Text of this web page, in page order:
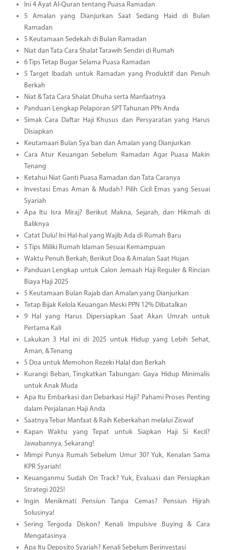
Ini 4 Ayat Al-Quran tentang Puasa Ramadan
5 Amalan yang Dianjurkan Saat Sedang Haid di Bulan
Ramadan
5 Keutamaan Sedekah di Bulan Ramadan
Niat dan Tata Cara Shalat Tarawih Sendiri di Rumah
6 Tips Tetap Bugar Selama Puasa Ramadan
5 Target Ibadah untuk Ramadan yang Produktif dan Penuh
Berkah
Niat & Tata Cara Shalat Dhuha serta Manfaatnya
Panduan Lengkap Pelaporan SPT Tahunan PPh Anda
Simak Cara Daftar Haji Khusus dan Persyaratan yang Harus
Disiapkan
Keutamaan Bulan Sya’ban dan Amalan yang Dianjurkan
Cara Atur Keuangan Sebelum Ramadan Agar Puasa Makin
Tenang
Ketahui Niat Ganti Puasa Ramadan dan Tata Caranya
Investasi Emas Aman & Mudah? Pilih Cicil Emas yang Sesuai
Syariah
Apa Itu Isra Miraj? Berikut Makna, Sejarah, dan Hikmah di
Baliknya
Catat Dulu! Ini Hal-hal yang Wajib Ada di Rumah Baru
5 Tips Miliki Rumah Idaman Sesuai Kemampuan
Waktu Penuh Berkah, Berikut Doa & Amalan Saat Hujan
Panduan Lengkap untuk Calon Jemaah Haji Reguler & Rincian
Biaya Haji 2025
5 Keutamaan Bulan Rajab dan Amalan yang Dianjurkan
Tetap Bijak Kelola Keuangan Meski PPN 12% Dibatalkan
9 Hal yang Harus Dipersiapkan Saat Akan Umrah untuk
Pertama Kali
Lakukan 3 Hal ini di 2025 untuk Hidup yang Lebih Sehat,
Aman, & Tenang
5 Doa untuk Memohon Rezeki Halal dan Berkah
Kurangi Beban, Tingkatkan Tabungan: Gaya Hidup Minimalis
untuk Anak Muda
Apa Itu Embarkasi dan Debarkasi Haji? Pahami Proses Penting
dalam Perjalanan Haji Anda
Saatnya Tebar Manfaat & Raih Keberkahan melalui Ziswaf
Kapan Waktu yang Tepat untuk Siapkan Haji Si Kecil?
Jawabannya, Sekarang!
Mimpi Punya Rumah Sebelum Umur 30? Yuk, Kenalan Sama
KPR Syariah!
Keuanganmu Sudah On Track? Yuk, Evaluasi dan Persiapkan
Strategi 2025!
Ingin Menikmati Pensiun Tanpa Cemas? Pensiun Hijrah
Solusinya!
Sering Tergoda Diskon? Kenali Impulsive Buying & Cara
Mengatasinya
Apa Itu Deposito Syariah? Kenali Sebelum Berinvestasi